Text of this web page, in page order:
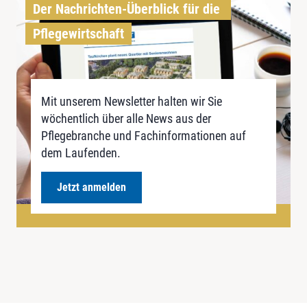
Der Nachrichten-Überblick für die
Pflegewirtschaft
Mit unserem Newsletter halten wir Sie
wöchentlich über alle News aus der
Pflegebranche und Fachinformationen auf
dem Laufenden.
Jetzt anmelden